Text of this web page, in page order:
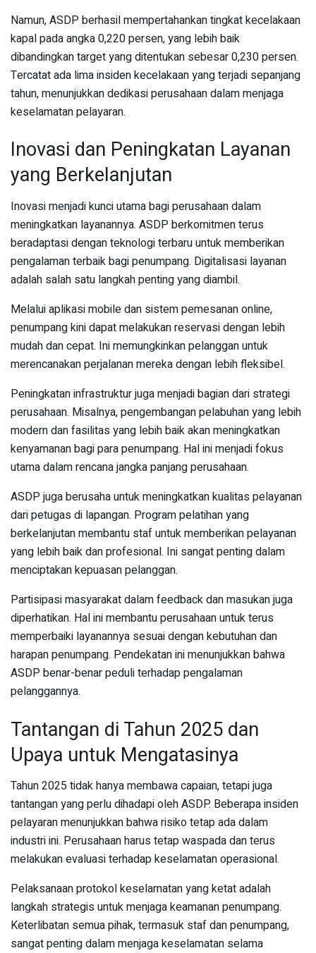
Namun, ASDP berhasil mempertahankan tingkat kecelakaan
kapal pada angka 0,220 persen, yang lebih baik
dibandingkan target yang ditentukan sebesar 0,230 persen.
Tercatat ada lima insiden kecelakaan yang terjadi sepanjang
tahun, menunjukkan dedikasi perusahaan dalam menjaga
keselamatan pelayaran.
Inovasi dan Peningkatan Layanan
yang Berkelanjutan
Inovasi menjadi kunci utama bagi perusahaan dalam
meningkatkan layanannya. ASDP berkomitmen terus
beradaptasi dengan teknologi terbaru untuk memberikan
pengalaman terbaik bagi penumpang. Digitalisasi layanan
adalah salah satu langkah penting yang diambil.
Melalui aplikasi mobile dan sistem pemesanan online,
penumpang kini dapat melakukan reservasi dengan lebih
mudah dan cepat. Ini memungkinkan pelanggan untuk
merencanakan perjalanan mereka dengan lebih fleksibel.
Peningkatan infrastruktur juga menjadi bagian dari strategi
perusahaan. Misalnya, pengembangan pelabuhan yang lebih
modern dan fasilitas yang lebih baik akan meningkatkan
kenyamanan bagi para penumpang. Hal ini menjadi fokus
utama dalam rencana jangka panjang perusahaan.
ASDP juga berusaha untuk meningkatkan kualitas pelayanan
dari petugas di lapangan. Program pelatihan yang
berkelanjutan membantu staf untuk memberikan pelayanan
yang lebih baik dan profesional. Ini sangat penting dalam
menciptakan kepuasan pelanggan.
Partisipasi masyarakat dalam feedback dan masukan juga
diperhatikan. Hal ini membantu perusahaan untuk terus
memperbaiki layanannya sesuai dengan kebutuhan dan
harapan penumpang. Pendekatan ini menunjukkan bahwa
ASDP benar-benar peduli terhadap pengalaman
pelanggannya.
Tantangan di Tahun 2025 dan
Upaya untuk Mengatasinya
Tahun 2025 tidak hanya membawa capaian, tetapi juga
tantangan yang perlu dihadapi oleh ASDP. Beberapa insiden
pelayaran menunjukkan bahwa risiko tetap ada dalam
industri ini. Perusahaan harus tetap waspada dan terus
melakukan evaluasi terhadap keselamatan operasional.
Pelaksanaan protokol keselamatan yang ketat adalah
langkah strategis untuk menjaga keamanan penumpang.
Keterlibatan semua pihak, termasuk staf dan penumpang,
sangat penting dalam menjaga keselamatan selama